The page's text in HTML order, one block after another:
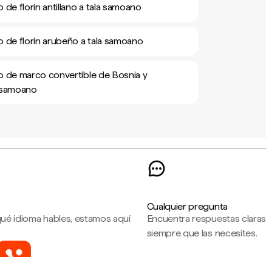
de florín antillano a tala samoano
de florín arubeño a tala samoano
de marco convertible de Bosnia y
idioma hables, estamos aquí
Cualquier pregunta
Encuentra respuestas
siempre que las necesites.